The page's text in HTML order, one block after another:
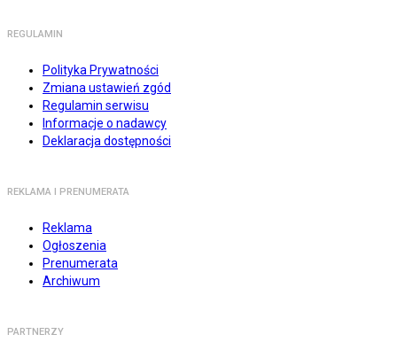
REGULAMIN
Polityka Prywatności
Zmiana ustawień zgód
Regulamin serwisu
Informacje o nadawcy
Deklaracja dostępności
REKLAMA I PRENUMERATA
Reklama
Ogłoszenia
Prenumerata
Archiwum
PARTNERZY